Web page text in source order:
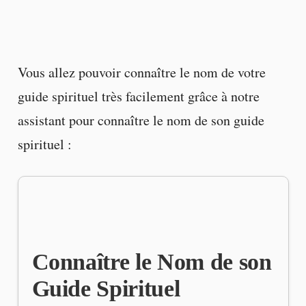
Vous allez pouvoir connaître le nom de votre
guide spirituel très facilement grâce à notre
assistant pour connaître le nom de son guide
spirituel :
Connaître le Nom de son
Guide Spirituel